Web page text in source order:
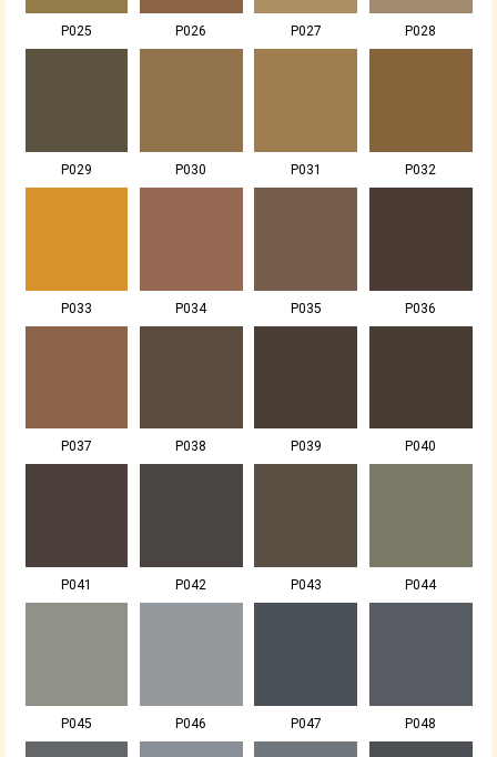
P025 P026 P027 P028
P029 P030 P031 P032
P033 P034 P035 P036
P037 P038 P039 P040
P041 P042 P043 P044
P045 P046 P047 P048